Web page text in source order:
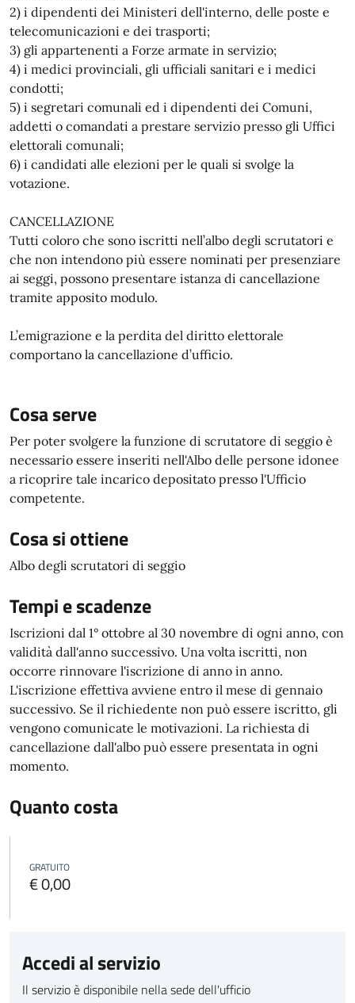
2) i dipendenti dei Ministeri dell'interno, delle poste e
telecomunicazioni e dei trasporti;
3) gli appartenenti a Forze armate in servizio;
4) i medici provinciali, gli ufficiali sanitari e i medici
condotti;
5) i segretari comunali ed i dipendenti dei Comuni,
addetti o comandati a prestare servizio presso gli Uffici
elettorali comunali;
6) i candidati alle elezioni per le quali si svolge la
votazione.
CANCELLAZIONE
Tutti coloro che sono iscritti nell’albo degli scrutatori e
che non intendono più essere nominati per presenziare
ai seggi, possono presentare istanza di cancellazione
tramite apposito modulo.
L’emigrazione e la perdita del diritto elettorale
comportano la cancellazione d’ufficio.
Cosa serve
Per poter svolgere la funzione di scrutatore di seggio è
necessario essere inseriti nell'Albo delle persone idonee
a ricoprire tale incarico depositato presso l'Ufficio
competente.
Cosa si ottiene
Albo degli scrutatori di seggio
Tempi e scadenze
Iscrizioni dal 1° ottobre al 30 novembre di ogni anno, con
validità dall'anno successivo. Una volta iscritti, non
occorre rinnovare l'iscrizione di anno in anno.
L'iscrizione effettiva avviene entro il mese di gennaio
successivo. Se il richiedente non può essere iscritto, gli
vengono comunicate le motivazioni. La richiesta di
cancellazione dall'albo può essere presentata in ogni
momento.
Quanto costa
GRATUITO
€ 0,00
Accedi al servizio
Il servizio è disponibile nella sede dell'ufficio